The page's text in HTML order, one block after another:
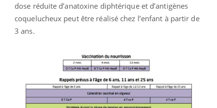
dose réduite d’anatoxine diphtérique et d’antigènes
coquelucheux peut être réalisé chez l’enfant à partir de
3 ans.